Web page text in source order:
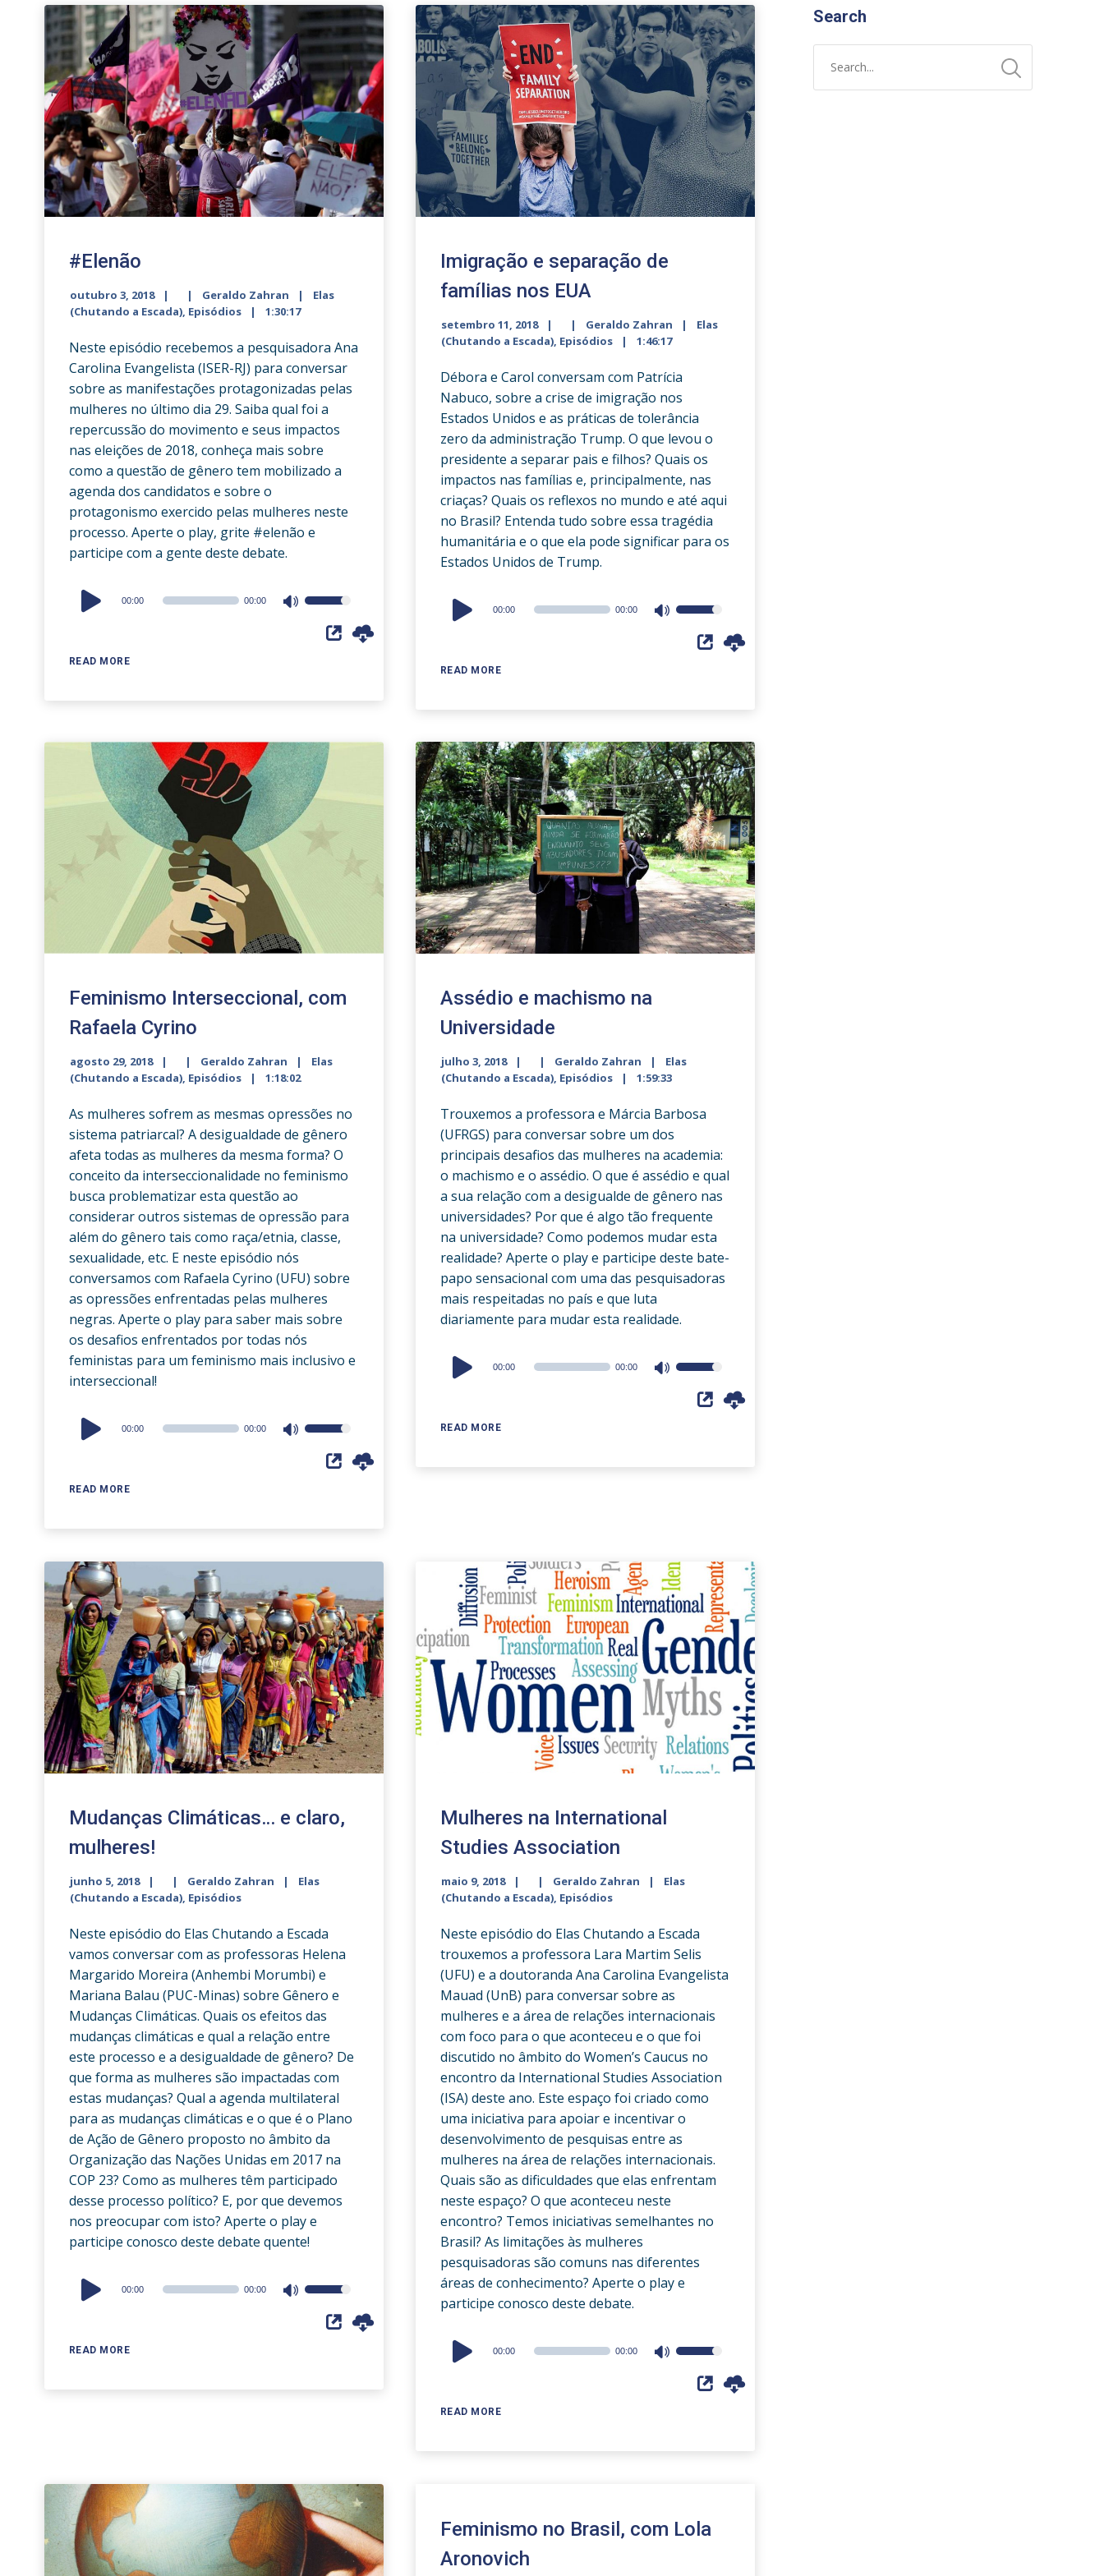
#Elenão
outubro 3, 2018 Geraldo Zahran
Elas
(Chutando a Escada), Episódios 1:30:17
Neste episódio recebemos a pesquisadora Ana
Carolina Evangelista (ISER-RJ) para conversar
sobre as manifestações protagonizadas pelas
mulheres no último dia 29. Saiba qual foi a
repercussão do movimento e seus impactos
nas eleições de 2018, conheça mais sobre
como a questão de gênero tem mobilizado a
agenda dos candidatos e sobre o
protagonismo exercido pelas mulheres neste
processo. Aperte o play, grite #elenão e
participe com a gente deste debate.
READ MORE
Audio
Player
00:00 00:00
Use
Up/Down
decrease
volume.
Imigração e separação de
famílias nos EUA
setembro 11, 2018 Geraldo Zahran
Elas
(Chutando a Escada), Episódios 1:46:17
Débora e Carol conversam com Patrícia
Nabuco, sobre a crise de imigração nos
Estados Unidos e as práticas de tolerância
zero da administração Trump. O que levou o
presidente a separar pais e filhos? Quais os
impactos nas famílias e, principalmente, nas
criaças? Quais os reflexos no mundo e até aqui
no Brasil? Entenda tudo sobre essa tragédia
humanitária e o que ela pode significar para os
Estados Unidos de Trump.
READ MORE
Audio
Player
00:00 00:00
Use
Up/Down
decrease
volume.
Feminismo Interseccional, com
Rafaela Cyrino
agosto 29, 2018 Geraldo Zahran
Elas
(Chutando a Escada), Episódios 1:18:02
As mulheres sofrem as mesmas opressões no
sistema patriarcal? A desigualdade de gênero
afeta todas as mulheres da mesma forma? O
conceito da interseccionalidade no feminismo
busca problematizar esta questão ao
considerar outros sistemas de opressão para
além do gênero tais como raça/etnia, classe,
sexualidade, etc. E neste episódio nós
conversamos com Rafaela Cyrino (UFU) sobre
as opressões enfrentadas pelas mulheres
negras. Aperte o play para saber mais sobre
os desafios enfrentados por todas nós
feministas para um feminismo mais inclusivo e
interseccional!
READ MORE
Audio
Player
00:00 00:00
Use
Up/Down
volume.
Assédio e machismo na
Universidade
julho 3, 2018 Geraldo Zahran
Elas
(Chutando a Escada), Episódios 1:59:33
Trouxemos a professora e Márcia Barbosa
(UFRGS) para conversar sobre um dos
principais desafios das mulheres na academia:
o machismo e o assédio. O que é assédio e qual
a sua relação com a desigualde de gênero nas
universidades? Por que é algo tão frequente
na universidade? Como podemos mudar esta
realidade? Aperte o play e participe deste bate-
papo sensacional com uma das pesquisadoras
mais respeitadas no país e que luta
diariamente para mudar esta realidade.
READ MORE
Audio
Player
00:00 00:00
Use
Up/Down
Mudanças Climáticas… e claro,
mulheres!
junho 5, 2018 Geraldo Zahran
Elas
(Chutando a Escada), Episódios
Neste episódio do Elas Chutando a Escada
vamos conversar com as professoras Helena
Margarido Moreira (Anhembi Morumbi) e
Mariana Balau (PUC-Minas) sobre Gênero e
Mudanças Climáticas. Quais os efeitos das
mudanças climáticas e qual a relação entre
este processo e a desigualdade de gênero? De
que forma as mulheres são impactadas com
estas mudanças? Qual a agenda multilateral
para as mudanças climáticas e o que é o Plano
de Ação de Gênero proposto no âmbito da
Organização das Nações Unidas em 2017 na
COP 23? Como as mulheres têm participado
desse processo político? E, por que devemos
nos preocupar com isto? Aperte o play e
participe conosco deste debate quente!
READ MORE
Audio
Player
00:00 00:00
Use
Up/Down
Mulheres na International
Studies Association
maio 9, 2018 Geraldo Zahran
Elas
(Chutando a Escada), Episódios
Neste episódio do Elas Chutando a Escada
trouxemos a professora Lara Martim Selis
(UFU) e a doutoranda Ana Carolina Evangelista
Mauad (UnB) para conversar sobre as
mulheres e a área de relações internacionais
com foco para o que aconteceu e o que foi
discutido no âmbito do Women’s Caucus no
encontro da International Studies Association
(ISA) deste ano. Este espaço foi criado como
uma iniciativa para apoiar e incentivar o
desenvolvimento de pesquisas entre as
mulheres na área de relações internacionais.
Quais são as dificuldades que elas enfrentam
neste espaço? O que aconteceu neste
encontro? Temos iniciativas semelhantes no
Brasil? As limitações às mulheres
pesquisadoras são comuns nas diferentes
áreas de conhecimento? Aperte o play e
participe conosco deste debate.
READ MORE
Audio
Player
00:00 00:00
Use
Up/Down
volume.
Feminismo no Brasil, com Lola
Aronovich
Search